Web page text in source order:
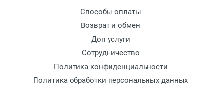
Способы оплаты
Возврат и обмен
Доп услуги
Сотрудничество
Политика конфиденциальности
Политика обработки персональных данных